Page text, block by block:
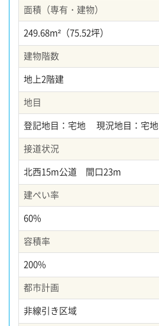
面積（専有・建物）
249.68m²（75.52坪）
建物階数
地上2階建
地目
登記地目：宅地 現況地目：宅地
接道状況
北西15m公道 間口23m
建ぺい率
60%
容積率
200%
都市計画
非線引き区域